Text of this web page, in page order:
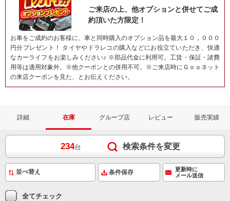
ネット予約でキャンペーンに応募しよ
ご来店の上、他オプションと併せてご成
約頂いた方限定！
お車をご成約のお客様に、車と同時購入のオプション品を最大１０，０００
円分プレゼント！ タイヤやドラレコの購入などにお役立ていただき、快適
なカーライフをお楽しみください♪ ※部品代金に利用可。工賃・保証・諸費
用等は適用対象外。※他クーポンとの併用不可。※ご来店時にＧｏｏネット
の来店クーポンを見た、とお伝えください。
詳細 在庫 グループ店 レビュー 販売実績
234台 検索条件を変更
条件保存
更新時に
メール送信
全てチェック